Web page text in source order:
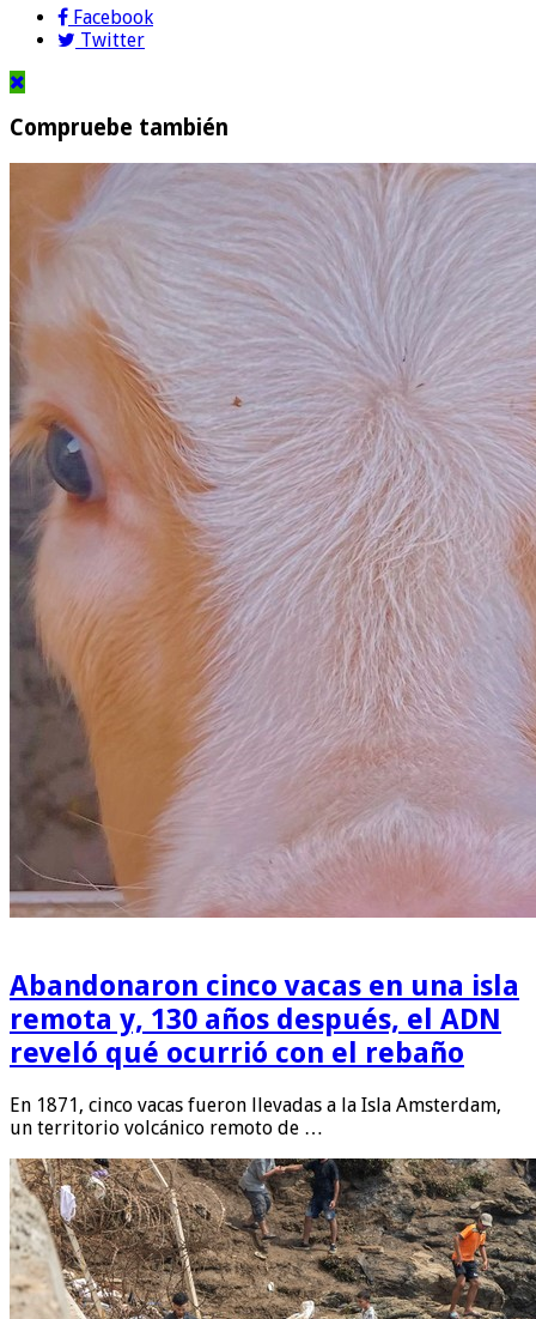
Facebook
Twitter
Compruebe también
Abandonaron cinco vacas en una isla
remota y, 130 años después, el ADN
reveló qué ocurrió con el rebaño
En 1871, cinco vacas fueron llevadas a la Isla Amsterdam,
un territorio volcánico remoto de …